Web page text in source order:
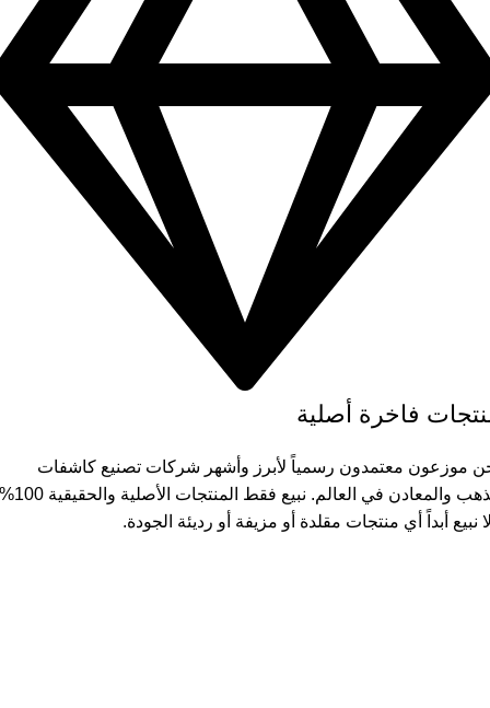
فاخرة أصلية
موزعون معتمدون رسمياً لأبرز وأشهر شركات تصنيع كاشفات
الذهب والمعادن في العالم. نبيع فقط
نبيع أبداً أي منتجات مقلدة أو مزيفة أو رديئة الجودة.